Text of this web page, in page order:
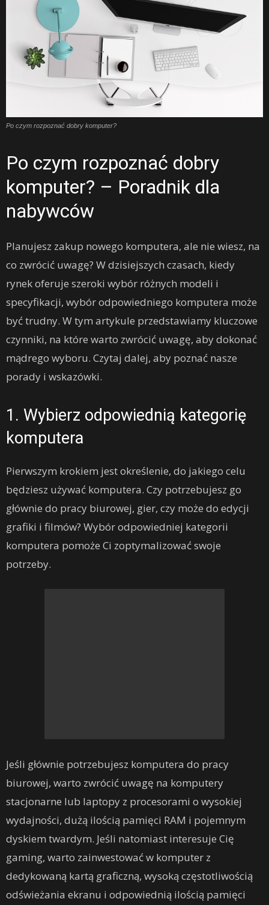
Po czym rozpoznać dobry komputer?
Po czym rozpoznać dobry
komputer? – Poradnik dla
nabywców
Planujesz zakup nowego komputera, ale nie wiesz, na
co zwrócić uwagę? W dzisiejszych czasach, kiedy
rynek oferuje szeroki wybór różnych modeli i
specyfikacji, wybór odpowiedniego komputera może
być trudny. W tym artykule przedstawiamy kluczowe
czynniki, na które warto zwrócić uwagę, aby dokonać
mądrego wyboru. Czytaj dalej, aby poznać nasze
porady i wskazówki.
1. Wybierz odpowiednią kategorię
komputera
Pierwszym krokiem jest określenie, do jakiego celu
będziesz używać komputera. Czy potrzebujesz go
głównie do pracy biurowej, gier, czy może do edycji
grafiki i filmów? Wybór odpowiedniej kategorii
komputera pomoże Ci zoptymalizować swoje
potrzeby.
Jeśli głównie potrzebujesz komputera do pracy
biurowej, warto zwrócić uwagę na komputery
stacjonarne lub laptopy z procesorami o wysokiej
wydajności, dużą ilością pamięci RAM i pojemnym
dyskiem twardym. Jeśli natomiast interesuje Cię
gaming, warto zainwestować w komputer z
dedykowaną kartą graficzną, wysoką częstotliwością
odświeżania ekranu i odpowiednią ilością pamięci